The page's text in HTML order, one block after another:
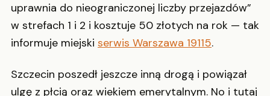
uprawnia do nieograniczonej liczby przejazdów”
w strefach 1 i 2 i kosztuje 50 złotych na rok — tak
informuje miejski serwis Warszawa 19115.
Szczecin poszedł jeszcze inną drogą i powiązał
ulgę z płcią oraz wiekiem emerytalnym. No i tutaj